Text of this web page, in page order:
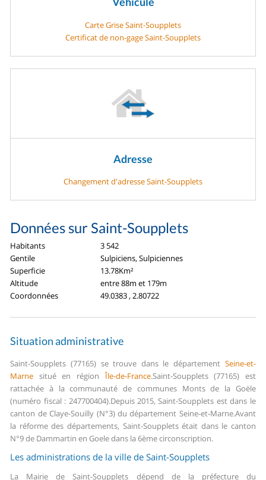
Carte Grise Saint-Soupplets
Certificat de non-gage Saint-Soupplets
Adresse
Changement d'adresse Saint-Soupplets
Données sur Saint-Soupplets
Habitants
3 542
Gentile
Sulpiciens, Sulpiciennes
Superficie
13.78Km²
Altitude
entre 88m et 179m
Coordonnées
49.0383 , 2.80722
Situation administrative
Saint-Soupplets (77165) se trouve dans le département Seine-et-
Marne situé en région Île-de-France.Saint-Soupplets (77165) est
rattachée à la communauté de communes Monts de la Goële
(numéro fiscal : 247700404).Depuis 2015, Saint-Soupplets est dans le
canton de Claye-Souilly (N°3) du département Seine-et-Marne.Avant
la réforme des départements, Saint-Soupplets était dans le canton
N°9 de Dammartin en Goele dans la 6ème circonscription.
Les administrations de la ville de Saint-Soupplets
La Mairie de Saint-Soupplets dépend de la préfecture du